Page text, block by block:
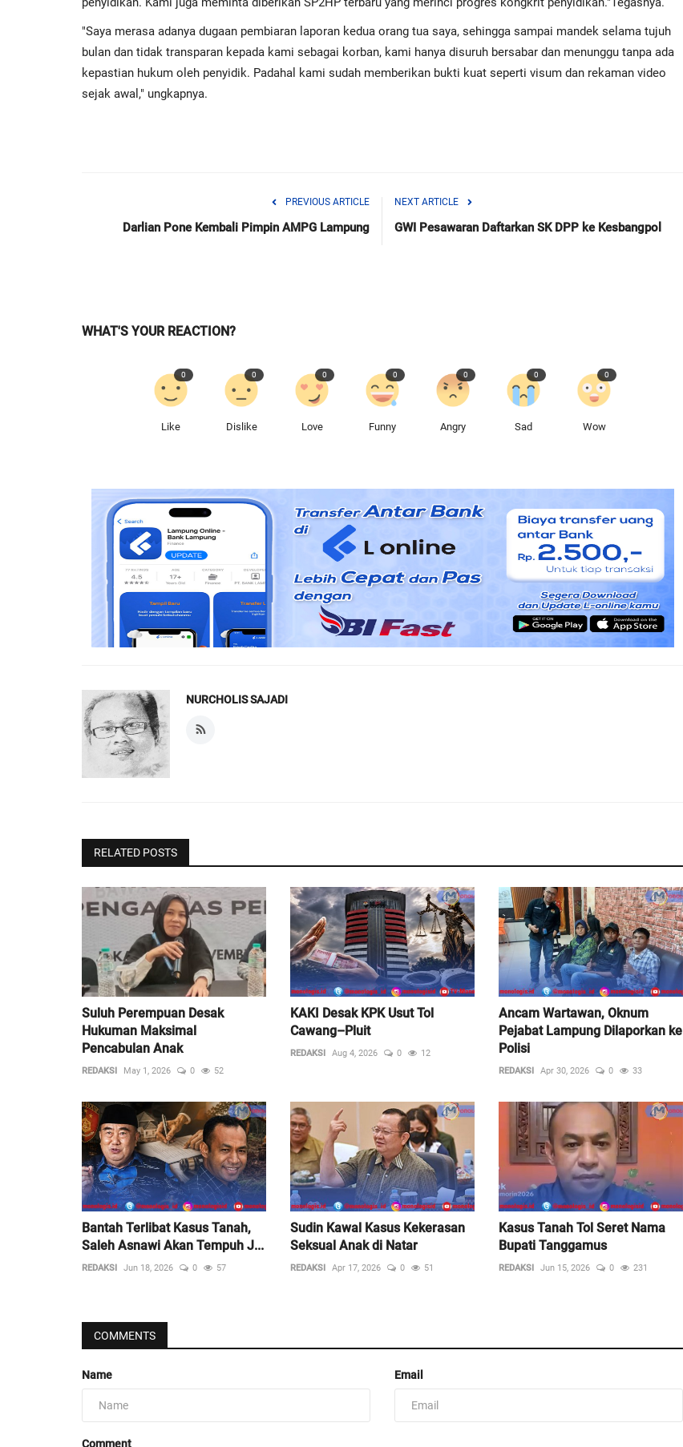
"Saya merasa adanya dugaan pembiaran laporan kedua orang tua saya, sehingga sampai mandek selama tujuh
bulan dan tidak transparan kepada kami sebagai korban, kami hanya disuruh bersabar dan menunggu tanpa ada
kepastian hukum oleh penyidik. Padahal kami sudah memberikan bukti kuat seperti visum dan rekaman video
sejak awal," ungkapnya.
PREVIOUS ARTICLE
Darlian Pone Kembali Pimpin AMPG Lampung
NEXT ARTICLE
GWI Pesawaran Daftarkan SK DPP ke Kesbangpol
WHAT'S YOUR REACTION?
Like
0
Dislike
0
Love
0
Funny
0
Angry
0
Sad
0
Wow
0
NURCHOLIS SAJADI
RELATED POSTS
Suluh Perempuan Desak
Hukuman Maksimal
Pencabulan Anak
REDAKSI May 1, 2026 0 52
KAKI Desak KPK Usut Tol
Cawang–Pluit
REDAKSI Aug 4, 2026 0 12
Ancam Wartawan, Oknum
Pejabat Lampung Dilaporkan ke
Polisi
REDAKSI Apr 30, 2026 0 33
Bantah Terlibat Kasus Tanah,
Saleh Asnawi Akan Tempuh J...
REDAKSI Jun 18, 2026 0 57
Sudin Kawal Kasus Kekerasan
Seksual Anak di Natar
REDAKSI Apr 17, 2026 0 51
Kasus Tanah Tol Seret Nama
Bupati Tanggamus
REDAKSI Jun 15, 2026 0 231
COMMENTS
Name Email
Comment